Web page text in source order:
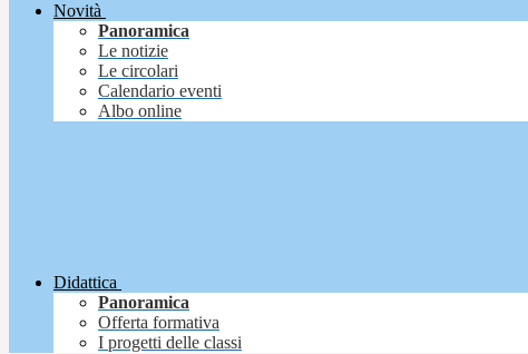
Novità
Panoramica
Le notizie
Le circolari
Calendario eventi
Albo online
Didattica
Panoramica
Offerta formativa
I progetti delle classi